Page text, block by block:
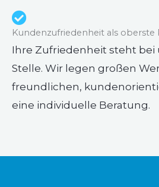
Kundenzufriedenheit als oberste
Ihre Zufriedenheit steht bei
Stelle. Wir legen großen
freundlichen,
eine individuelle Beratung.